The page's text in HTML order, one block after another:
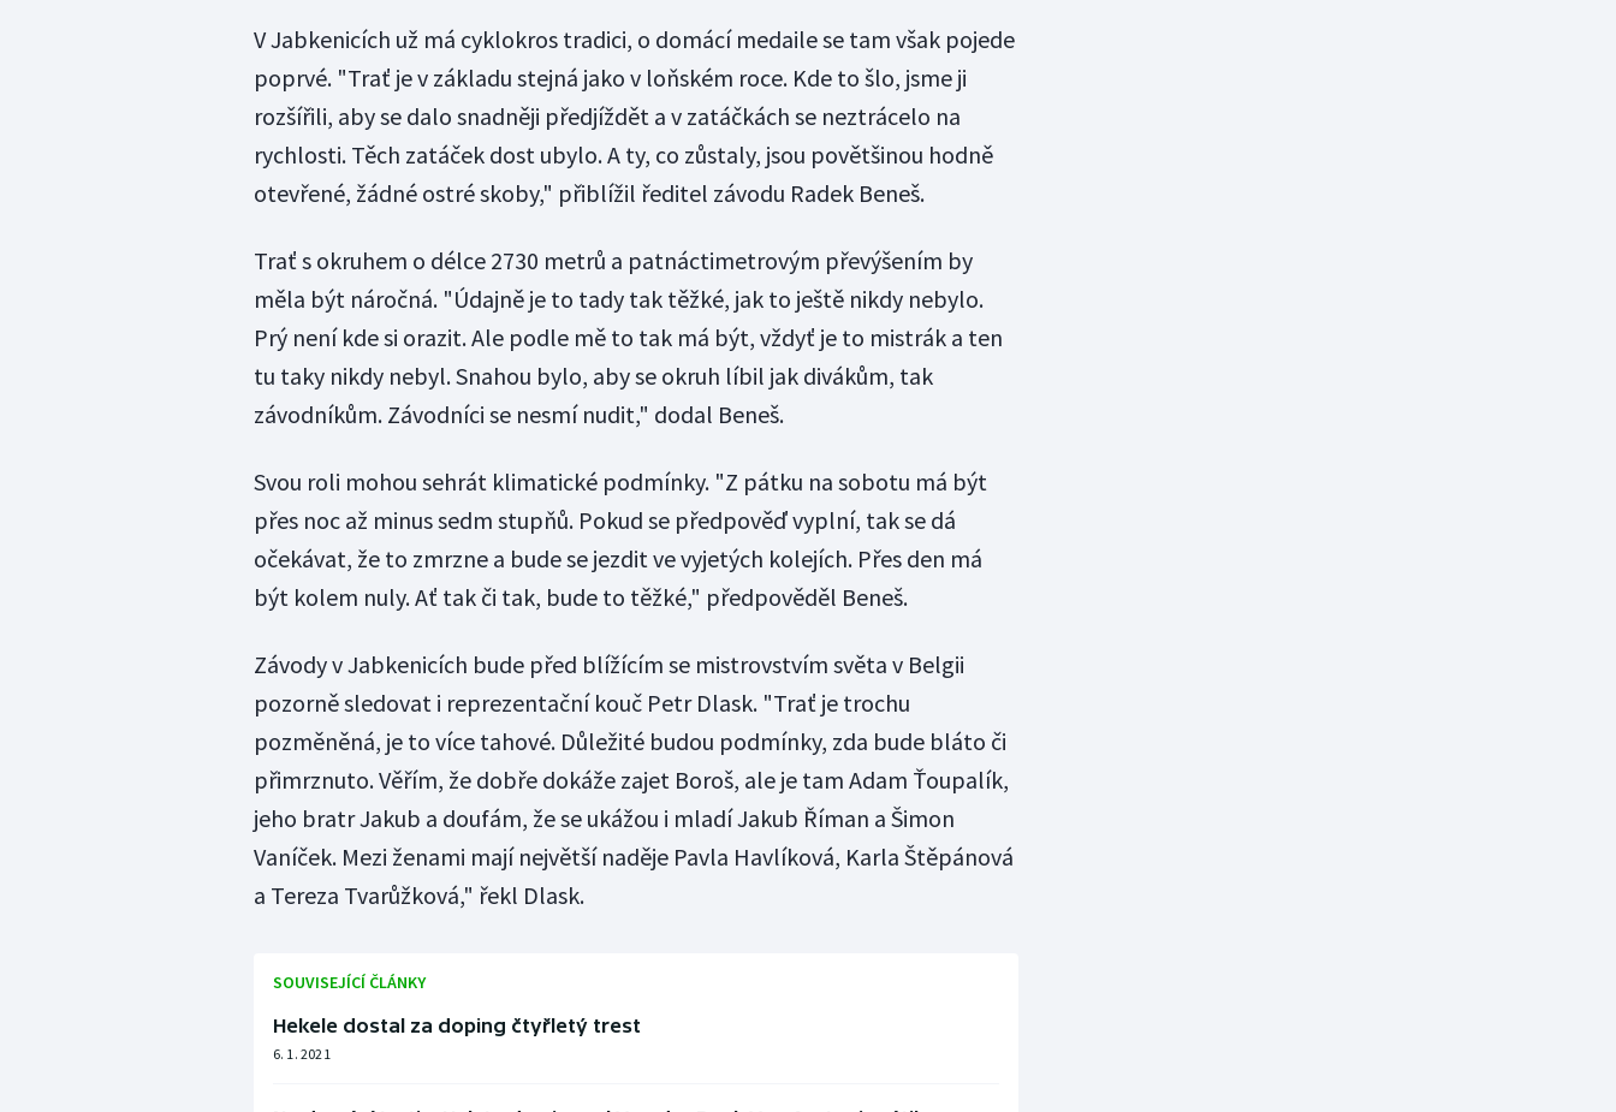
V Jabkenicích už má cyklokros tradici, o domácí medaile se tam však pojede
poprvé. "Trať je v základu stejná jako v loňském roce. Kde to šlo, jsme ji
rozšířili, aby se dalo snadněji předjíždět a v zatáčkách se neztrácelo na
rychlosti. Těch zatáček dost ubylo. A ty, co zůstaly, jsou povětšinou hodně
otevřené, žádné ostré skoby," přiblížil ředitel závodu Radek Beneš.
Trať s okruhem o délce 2730 metrů a patnáctimetrovým převýšením by
měla být náročná. "Údajně je to tady tak těžké, jak to ještě nikdy nebylo.
Prý není kde si orazit. Ale podle mě to tak má být, vždyť je to mistrák a ten
tu taky nikdy nebyl. Snahou bylo, aby se okruh líbil jak divákům, tak
závodníkům. Závodníci se nesmí nudit," dodal Beneš.
Svou roli mohou sehrát klimatické podmínky. "Z pátku na sobotu má být
přes noc až minus sedm stupňů. Pokud se předpověď vyplní, tak se dá
očekávat, že to zmrzne a bude se jezdit ve vyjetých kolejích. Přes den má
být kolem nuly. Ať tak či tak, bude to těžké," předpověděl Beneš.
Závody v Jabkenicích bude před blížícím se mistrovstvím světa v Belgii
pozorně sledovat i reprezentační kouč Petr Dlask. "Trať je trochu
pozměněná, je to více tahové. Důležité budou podmínky, zda bude bláto či
přimrznuto. Věřím, že dobře dokáže zajet Boroš, ale je tam Adam Ťoupalík,
jeho bratr Jakub a doufám, že se ukážou i mladí Jakub Říman a Šimon
Vaníček. Mezi ženami mají největší naděje Pavla Havlíková, Karla Štěpánová
a Tereza Tvarůžková," řekl Dlask.
SOUVISEJÍCÍ ČLÁNKY
Hekele dostal za doping čtyřletý trest
6. 1. 2021